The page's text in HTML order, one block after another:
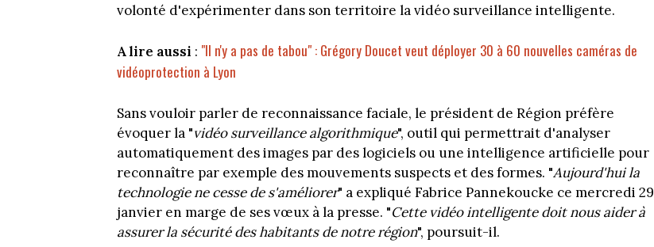
volonté d'expérimenter dans son territoire la vidéo surveillance intelligente.
A lire aussi : "Il n'y a pas de tabou" : Grégory Doucet veut déployer 30 à 60 nouvelles caméras de
vidéoprotection à Lyon
Sans vouloir parler de reconnaissance faciale, le président de Région préfère
évoquer la "vidéo surveillance algorithmique", outil qui permettrait d'analyser
automatiquement des images par des logiciels ou une intelligence artificielle pour
reconnaître par exemple des mouvements suspects et des formes. "Aujourd'hui la
technologie ne cesse de s'améliorer" a expliqué Fabrice Pannekoucke ce mercredi 29
janvier en marge de ses vœux à la presse. "Cette vidéo intelligente doit nous aider à
assurer la sécurité des habitants de notre région", poursuit-il.